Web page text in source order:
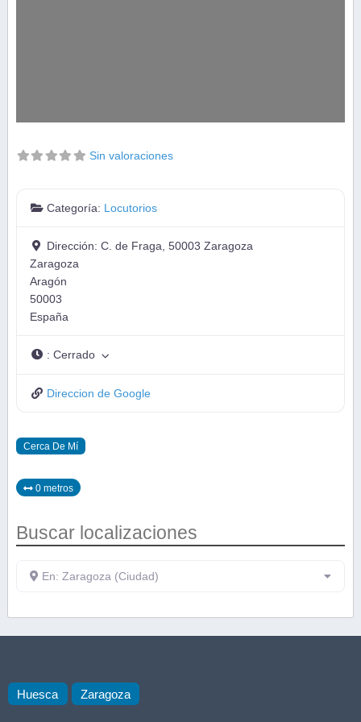
Sin valoraciones
Categoría: Locutorios
Dirección:C. de Fraga, 50003 Zaragoza
Zaragoza
Aragón
50003
España
:Cerrado
Direccion de Google
Cerca De Mí
0 metros
Buscar localizaciones
En: Zaragoza (Ciudad)
Huesca Zaragoza